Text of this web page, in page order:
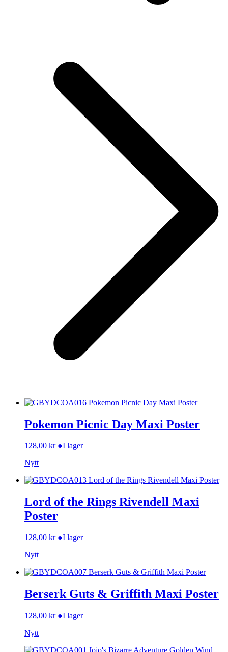
Pokemon Picnic Day Maxi Poster
128,00 kr ●I lager
Nytt
Lord of the Rings Rivendell Maxi
Poster
128,00 kr ●I lager
Nytt
Berserk Guts & Griffith Maxi Poster
128,00 kr ●I lager
Nytt